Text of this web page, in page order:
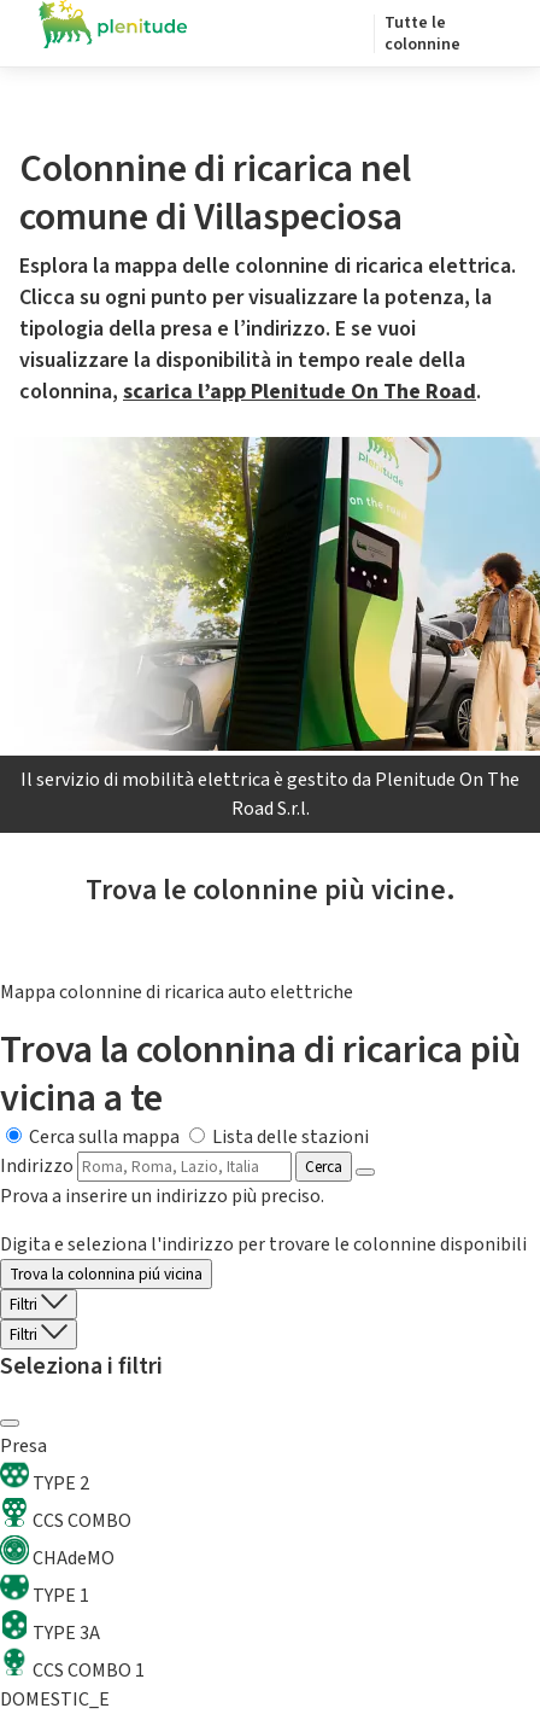
Tutte le
colonnine
Colonnine di ricarica nel
comune di Villaspeciosa
Esplora la mappa delle colonnine di ricarica elettrica.
Clicca su ogni punto per visualizzare la potenza, la
tipologia della presa e l’indirizzo. E se vuoi
visualizzare la disponibilità in tempo reale della
colonnina, scarica l’app Plenitude On The Road.
Il servizio di mobilità elettrica è gestito da Plenitude On The
Road S.r.l.
Trova le colonnine più vicine.
Mappa colonnine di ricarica auto elettriche
Trova la colonnina di ricarica più
vicina a te
Cerca sulla mappa
Lista delle stazioni
Indirizzo
Cerca
Prova a inserire un indirizzo più preciso.
Digita e seleziona l'indirizzo per trovare le colonnine disponibili
Trova la colonnina piú vicina
Filtri
Filtri
Seleziona i filtri
Presa
TYPE 2
CCS COMBO
CHAdeMO
TYPE 1
TYPE 3A
CCS COMBO 1
DOMESTIC_E